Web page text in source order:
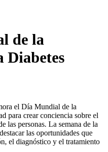
de la
Diabetes
el Día Mundial de la
para crear conciencia sobre el
las personas. La semana de la
las oportunidades que
el diagnóstico y el tratamiento